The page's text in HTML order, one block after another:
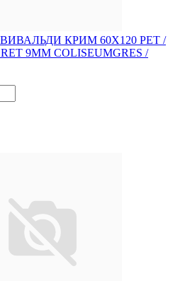
ВИВАЛЬДИ КРИМ 60X120 РЕТ /
9MM COLISEUMGRES /